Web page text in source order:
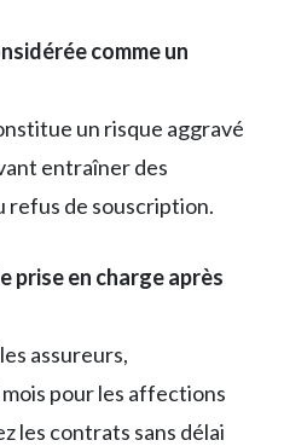
comme un
un risque aggravé
entraîner des
refus de souscription.
prise en charge après
assureurs,
pour les affections
les contrats sans délai